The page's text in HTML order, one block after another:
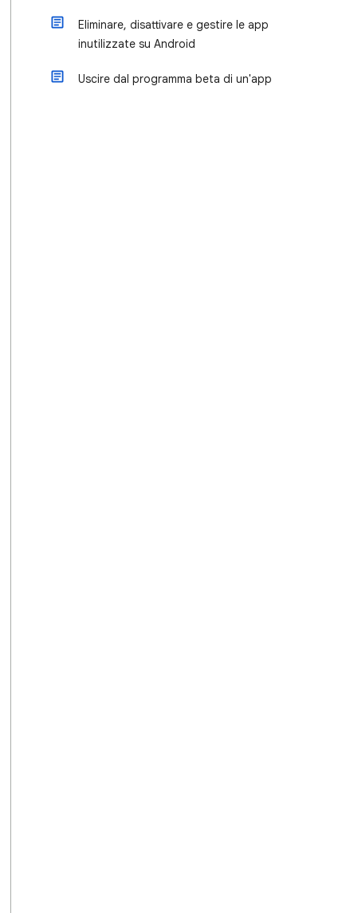
Eliminare, disattivare e gestire le app
inutilizzate su Android
Uscire dal programma beta di un'app